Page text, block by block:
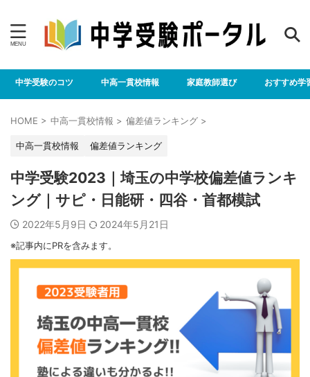
中学受験のコツ 中高一貫校情報 家庭教師選び おすすめ学
HOME > 中高一貫校情報 > 偏差値ランキング >
中高一貫校情報 偏差値ランキング
中学受験2023｜埼玉の中学校偏差値ランキ
ング｜サピ・日能研・四谷・首都模試
2022年5月9日 2024年5月21日
※記事内にPRを含みます。